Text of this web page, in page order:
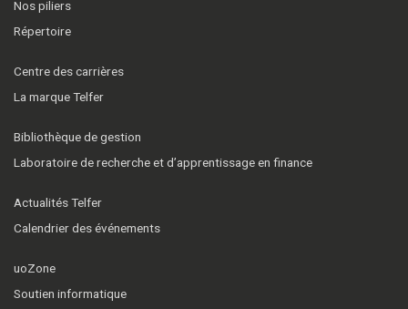
Nos piliers
Répertoire
Centre des carrières
La marque Telfer
Bibliothèque de gestion
Laboratoire de recherche et d’apprentissage en finance
Actualités Telfer
Calendrier des événements
uoZone
Soutien informatique